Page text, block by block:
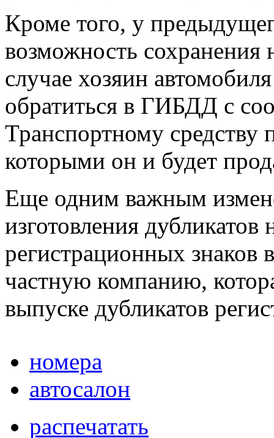
Кроме того, у
возможность сохранения
случае хозяин
обратиться в ГИБДД с
Транспортному средству
которыми он и будет
Еще одним важным
изготовления
регистрационных знаков
частную компанию,
выпуске дубликатов
номера
автосалон
распечатать